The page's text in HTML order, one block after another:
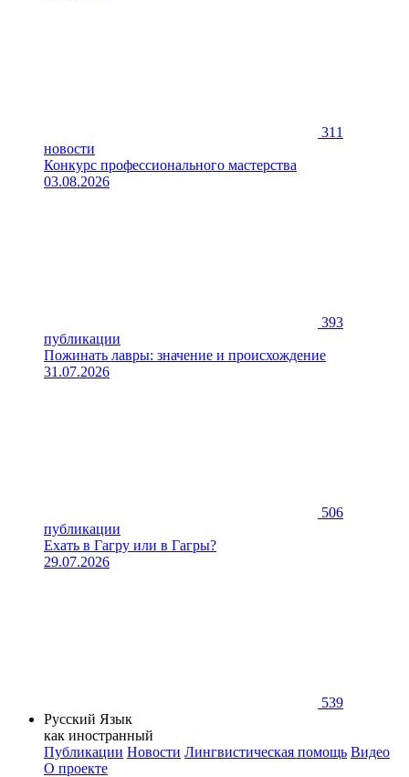
311
новости
Конкурс профессионального мастерства
03.08.2026
393
публикации
Пожинать лавры: значение и происхождение
31.07.2026
506
публикации
Ехать в Гагру или в Гагры?
29.07.2026
539
Русский Язык
как иностранный
Публикации Новости Лингвистическая помощь Видео
О проекте